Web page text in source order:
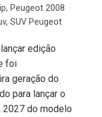
, Peugeot 2008
, SUV Peugeot
edição
foi
geração do
para lançar o
2027 do modelo